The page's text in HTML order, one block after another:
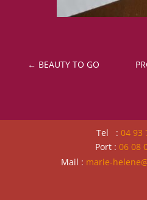
← BEAUTY TO GO
Tel : 04 93
Port : 06 08
Mail : marie-